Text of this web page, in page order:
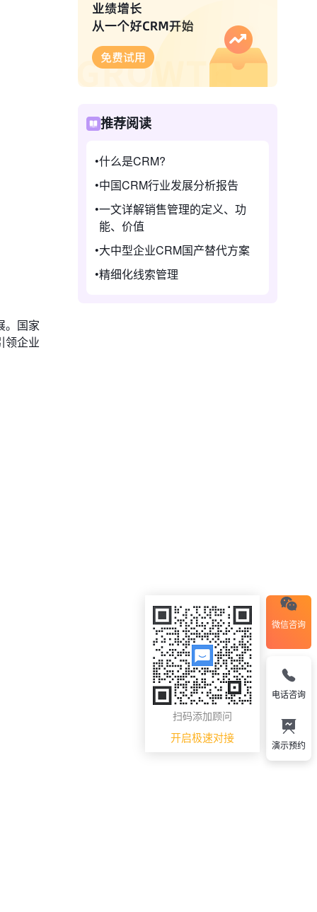
。国家
领企业
推荐阅读
什么是CRM?
中国CRM行业发展分析报告
一文详解销售管理的定义、功
能、价值
大中型企业CRM国产替代方案
精细化线索管理
微信咨询
扫码添加顾问
开启极速对接
电话咨询
演示预约